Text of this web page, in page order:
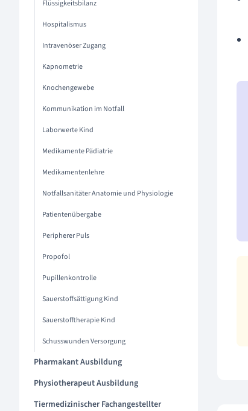
Flüssigkeitsbilanz
Hospitalismus
Intravenöser Zugang
Kapnometrie
Knochengewebe
Kommunikation im Notfall
Laborwerte Kind
Medikamente Pädiatrie
Medikamentenlehre
Notfallsanitäter Anatomie und Physiologie
Patientenübergabe
Peripherer Puls
Propofol
Pupillenkontrolle
Sauerstoffsättigung Kind
Sauerstofftherapie Kind
Schusswunden Versorgung
Pharmakant Ausbildung
Physiotherapeut Ausbildung
Tiermedizinischer Fachangestellter